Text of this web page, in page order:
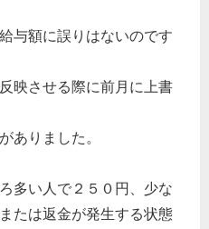
与額に誤りはないのです
映させる際に前月に上書
ありました。
多い人で２５０円、少な
たは返金が発生する状態